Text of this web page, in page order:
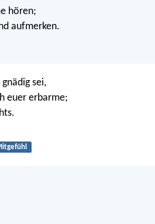
hören;
aufmerken.
sei,
euer erbarme;